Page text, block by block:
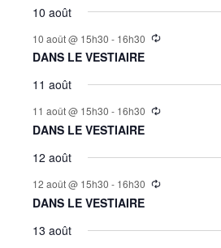
10 août
10 août @ 15h30 - 16h30
DANS LE VESTIAIRE
11 août
11 août @ 15h30 - 16h30
DANS LE VESTIAIRE
12 août
12 août @ 15h30 - 16h30
DANS LE VESTIAIRE
13 août